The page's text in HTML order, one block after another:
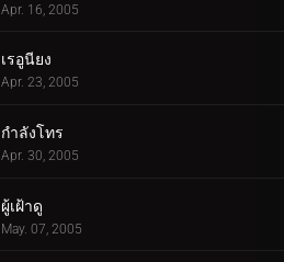
Apr. 16, 2005
เรอูนียง
Apr. 23, 2005
กำลังโทร
Apr. 30, 2005
ผู้เฝ้าดู
May. 07, 2005